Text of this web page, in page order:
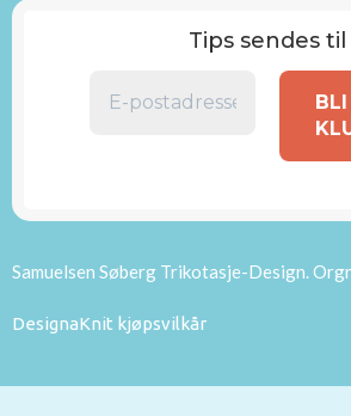
Tips sendes til
Samuelsen Søberg Trikotasje-Design.
DesignaKnit kjøpsvilkår